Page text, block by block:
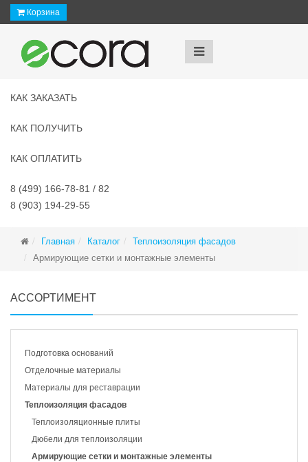
Корзина
КАК ЗАКАЗАТЬ
КАК ПОЛУЧИТЬ
КАК ОПЛАТИТЬ
8 (499) 166-78-81 / 82
8 (903) 194-29-55
Главная Каталог
Теплоизоляция фасадов
Армирующие сетки и монтажные элементы
АССОРТИМЕНТ
Подготовка оснований
Отделочные материалы
Материалы для реставрации
Теплоизоляция фасадов
Теплоизоляционные плиты
Дюбели для теплоизоляции
Армирующие сетки и монтажные элементы